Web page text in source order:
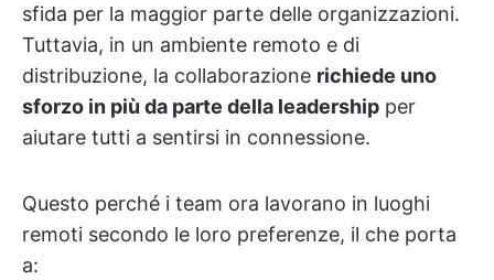
sfida per la maggior parte delle organizzazioni.
Tuttavia, in un ambiente remoto e di
distribuzione, la collaborazione richiede uno
sforzo in più da parte della leadership per
aiutare tutti a sentirsi in connessione.
Questo perché i team ora lavorano in luoghi
remoti secondo le loro preferenze, il che porta
a: